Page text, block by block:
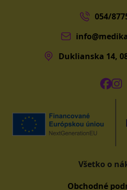
054/
Duklianska 14,
Všetko o
Obchodné